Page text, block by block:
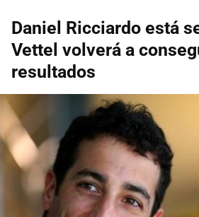
Daniel Ricciardo está
Vettel volverá a
resultados